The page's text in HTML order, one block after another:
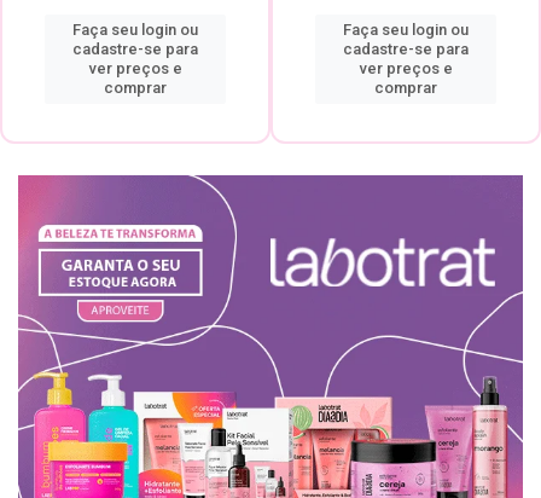
Faça seu login ou
cadastre-se para
ver preços e
comprar
Faça seu login ou
cadastre-se para
ver preços e
comprar